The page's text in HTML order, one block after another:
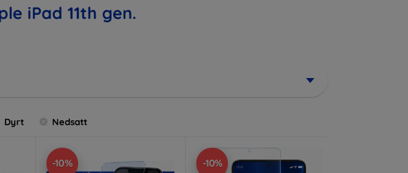
iPad 11th gen.
Dyrt Nedsatt
-10% -10%